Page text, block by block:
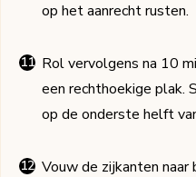
op het aanrecht rusten.
Rol vervolgens na 10
een rechthoekige plak.
op de onderste helft
Vouw de zijkanten naar